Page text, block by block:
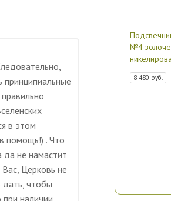
принципиальные
в этом
помощь!) . Что
да не намастит
Церковь не
дать, чтобы
наличии
№4
8 480 руб.